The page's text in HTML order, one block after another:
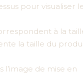
pour visualiser
à la
la taille du
l’image de mise en